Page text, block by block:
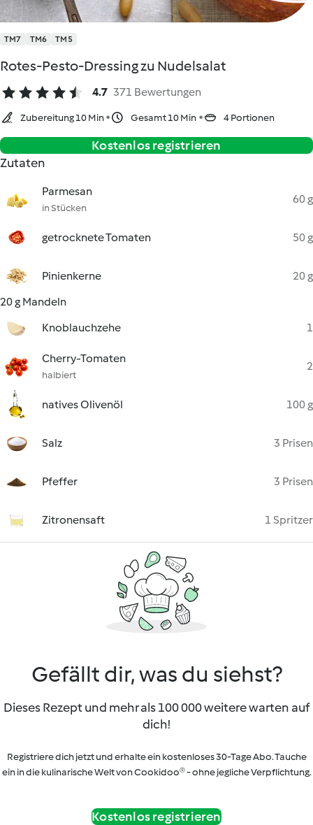
TM7 TM6 TM5
Rotes-Pesto-Dressing zu Nudelsalat
4.7 371 Bewertungen
Zubereitung 10 Min Gesamt 10 Min 4 Portionen
Kostenlos registrieren
Zutaten
Parmesan
in Stücken
60 g
getrocknete Tomaten 50 g
Pinienkerne
20 g
20 g Mandeln
Knoblauchzehe
1
Cherry-Tomaten
halbiert
2
natives Olivenöl 100 g
Salz 3 Prisen
Pfeffer 3 Prisen
Zitronensaft 1 Spritzer
Gefällt dir, was du siehst?
Dieses Rezept und mehr als 100 000 weitere warten auf
dich!
Registriere dich jetzt und erhalte ein kostenloses 30-Tage Abo. Tauche
ein in die kulinarische Welt von Cookidoo® - ohne jegliche Verpflichtung.
Kostenlos registrieren